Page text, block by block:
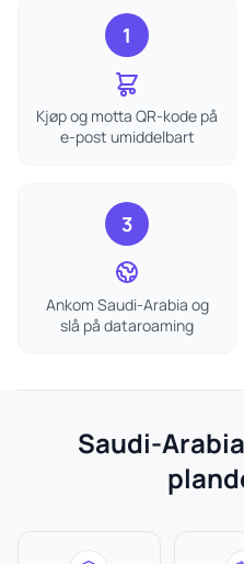
1
Kjøp og motta QR-kode på
e-post umiddelbart
3
Ankom Saudi-Arabia og
slå på dataroaming
Saudi-